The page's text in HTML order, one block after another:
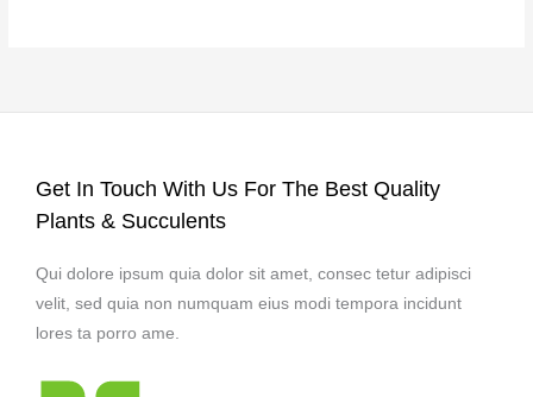
Get In Touch With Us For The Best Quality
Plants & Succulents
Qui dolore ipsum quia dolor sit amet, consec tetur adipisci
velit, sed quia non numquam eius modi tempora incidunt
lores ta porro ame.